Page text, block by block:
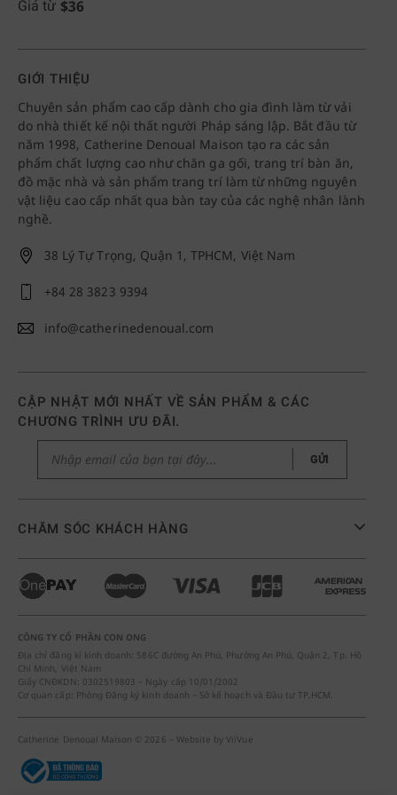
Giá từ $36
GIỚI THIỆU
Chuyên sản phẩm cao cấp dành cho gia đình làm từ vải
do nhà thiết kế nội thất người Pháp sáng lập. Bắt đầu từ
năm 1998, Catherine Denoual Maison tạo ra các sản
phẩm chất lượng cao như chăn ga gối, trang trí bàn ăn,
đồ mặc nhà và sản phẩm trang trí làm từ những nguyên
vật liệu cao cấp nhất qua bàn tay của các nghệ nhân lành
nghề.
38 Lý Tự Trọng, Quận 1, TPHCM, Việt Nam
+84 28 3823 9394
info@catherinedenoual.com
CHĂM SÓC KHÁCH HÀNG
CẬP NHẬT MỚI NHẤT VỀ SẢN PHẨM & CÁC
CHƯƠNG TRÌNH ƯU ĐÃI.
GỬI
CÔNG TY CỔ PHẦN CON ONG
Địa chỉ đăng kí kinh doanh: 586C đường An Phú, Phường An Phú, Quận 2, Tp. Hồ
Chí Minh, Việt Nam
Giấy CNĐKDN: 0302519803 – Ngày cấp 10/01/2002
Cơ quan cấp: Phòng Đăng ký kinh doanh – Sở kế hoạch và Đầu tư TP.HCM.
Catherine Denoual Maison © 2026 – Website byViiVue